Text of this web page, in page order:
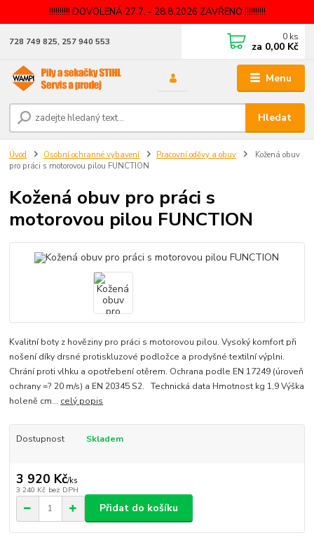
!!!!!!!!!! DOVOLENÁ 27.7. - 28.8.2026 ZAVŘENO !!!!!!!!!!
Menu
Hledat
728 749 825, 257 940 553 0 ks
za 0,00 Kč
Úvod Osobní ochranné vybavení Pracovní oděvy a obuv
Kožená obuv
pro práci s motorovou pilou FUNCTION
Kožená obuv pro práci s
motorovou pilou FUNCTION
Kvalitní boty z hověziny pro práci s motorovou pilou. Vysoký komfort při
nošení díky drsné protiskluzové podložce a prodyšné textilní výplni.
Chrání proti vlhku a opotřebení otěrem. Ochrana podle EN 17249 (úroveň
ochrany =? 20 m/s) a EN 20345 S2. Technická data Hmotnost kg 1,9 Výška
holeně cm... celý popis
Dostupnost Skladem
3 920 Kč/ks
3 240 Kč bez DPH
Přidat do košíku